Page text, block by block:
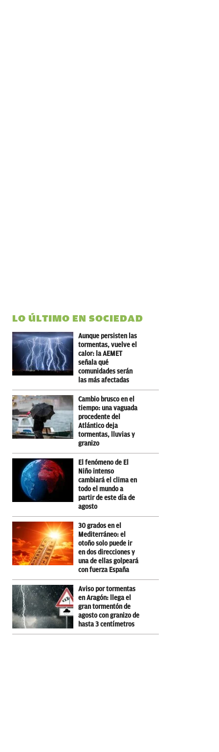
LO ÚLTIMO EN SOCIEDAD
Aunque persisten las
tormentas, vuelve el
calor: la AEMET
señala qué
comunidades serán
las más afectadas
Cambio brusco en el
tiempo: una vaguada
procedente del
Atlántico deja
tormentas, lluvias y
granizo
El fenómeno de El
Niño intenso
cambiará el clima en
todo el mundo a
partir de este día de
agosto
30 grados en el
Mediterráneo: el
otoño solo puede ir
en dos direcciones y
una de ellas golpeará
con fuerza España
Aviso por tormentas
en Aragón: llega el
gran tormentón de
agosto con granizo de
hasta 3 centímetros